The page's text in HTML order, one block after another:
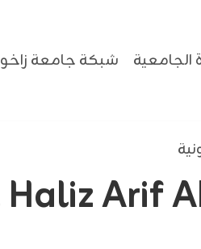
الجامعية شبكة جامعة زاخو